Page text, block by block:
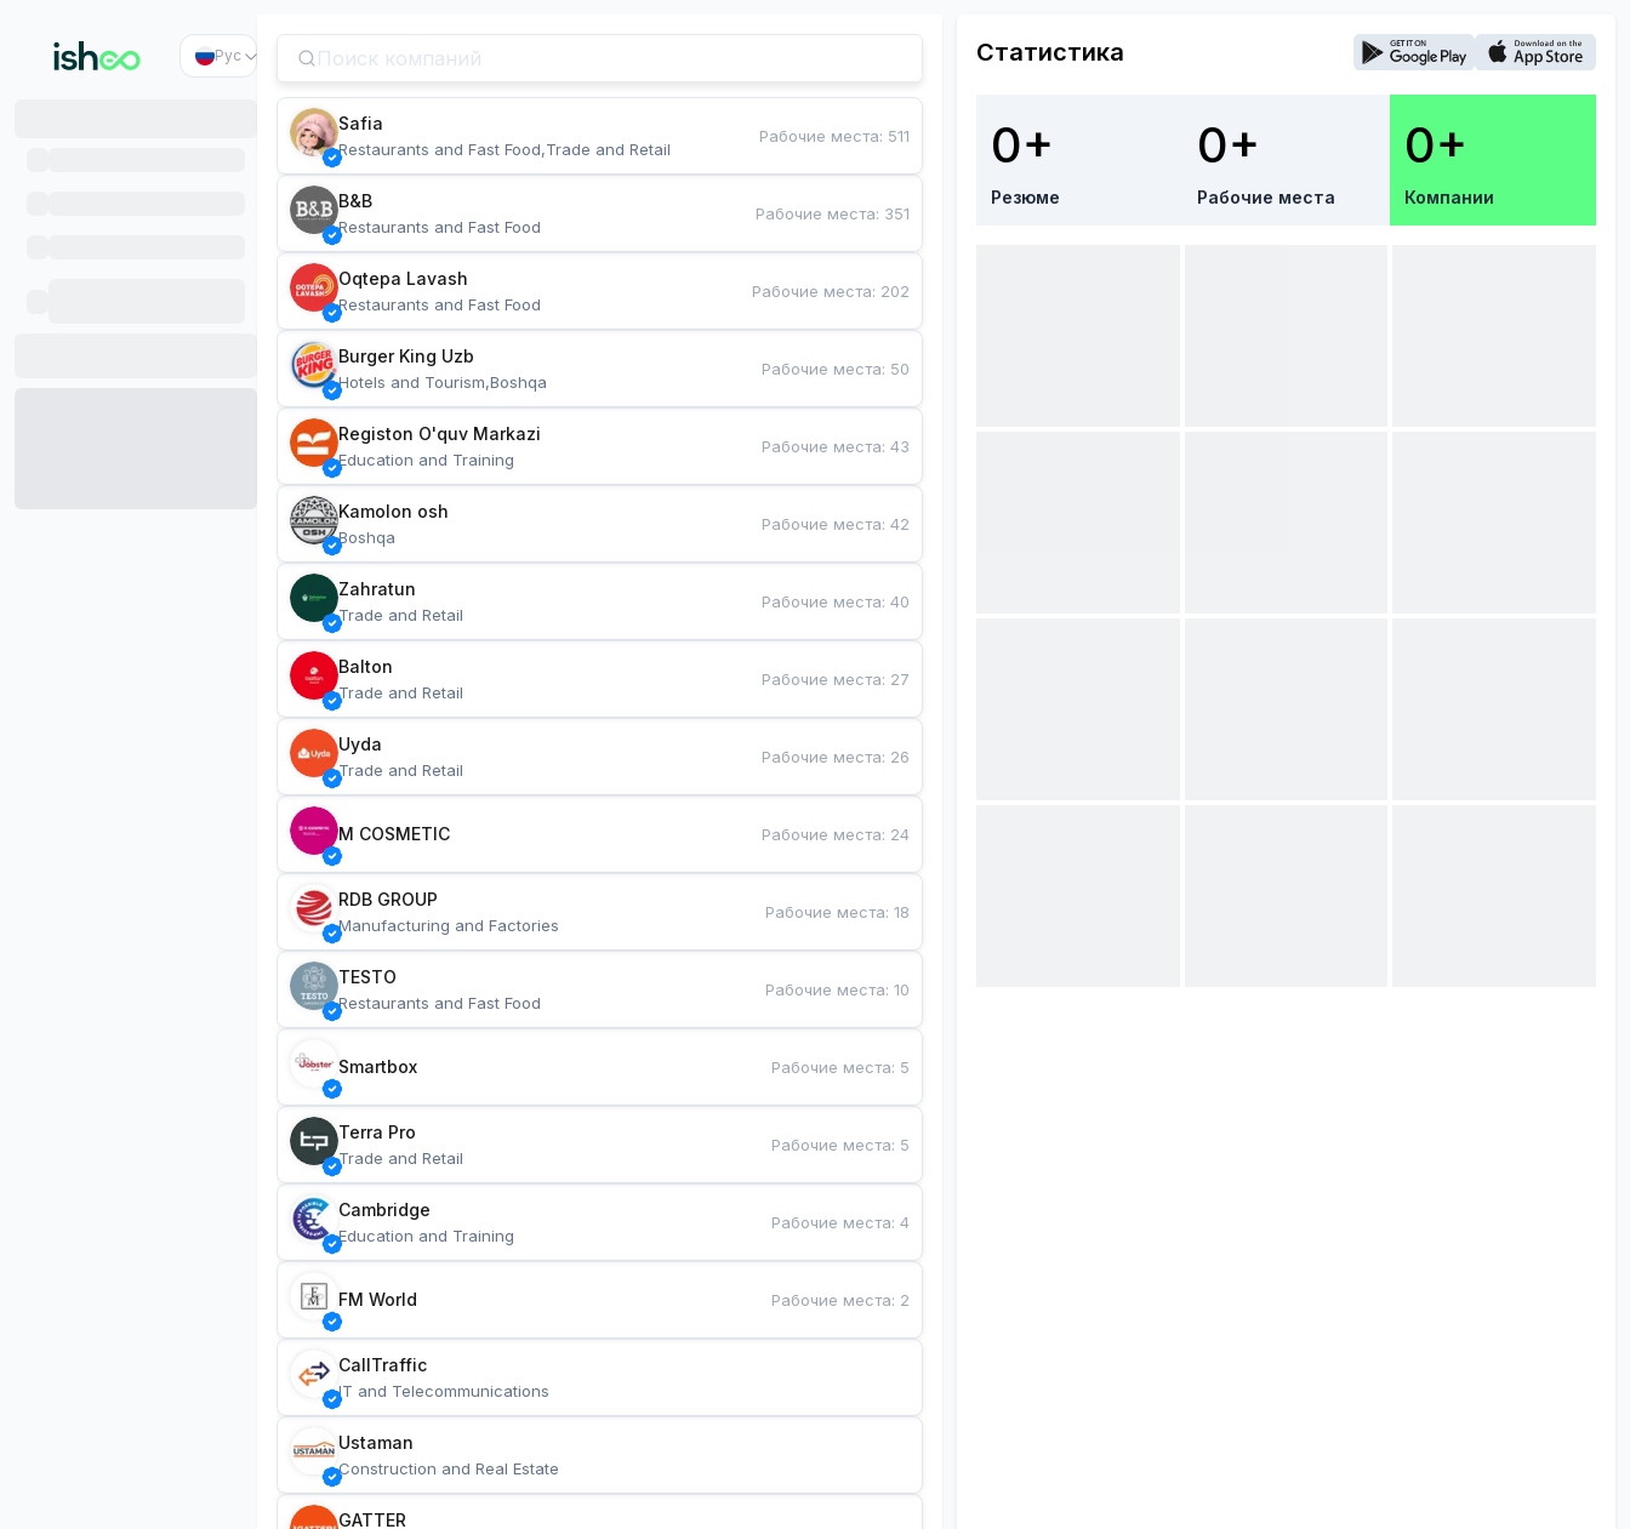
Рус
Safia
Restaurants and Fast Food,Trade and Retail
Рабочие места: 511
B&B
Restaurants and Fast Food
Рабочие места: 351
Oqtepa Lavash
Restaurants and Fast Food
Рабочие места: 202
Burger King Uzb
Hotels and Tourism,Boshqa
Рабочие места: 50
Registon O'quv Markazi
Education and Training
Рабочие места:43
Kamolon osh
Boshqa
Рабочие места:42
Zahratun
Trade and Retail
Рабочие места:40
Balton
Trade and Retail
Рабочие места: 27
Uyda
Trade and Retail
Рабочие места: 26
M COSMETIC Рабочие места: 24
RDB GROUP
Manufacturing and Factories
Рабочие места:18
TESTO
Restaurants and Fast Food
Рабочие места:10
Smartbox Рабочие места: 5
Terra Pro
Trade and Retail
Рабочие места: 5
Cambridge
Education and Training
Рабочие места:4
FM World Рабочие места: 2
CallTraffic
IT and Telecommunications
Ustaman
Construction and Real Estate
GATTER
Статистика
0+
Резюме
0+
Рабочие места
0+
Компании